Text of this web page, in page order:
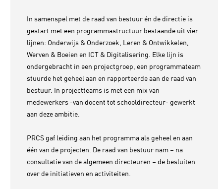
In samenspel met de raad van bestuur én de directie is
gestart met een programmastructuur bestaande uit vier
lijnen: Onderwijs & Onderzoek, Leren & Ontwikkelen,
Werven & Boeien en ICT & Digitalisering. Elke lijn is
ondergebracht in een projectgroep, een programmateam
stuurde het geheel aan en rapporteerde aan de raad van
bestuur. In projectteams is met een mix van
medewerkers -van docent tot schooldirecteur- gewerkt
aan deze ambitie.
PRCS gaf leiding aan het programma als geheel en aan
één van de projecten. De raad van bestuur nam – na
consultatie van de algemeen directeuren – de besluiten
over de initiatieven en activiteiten.